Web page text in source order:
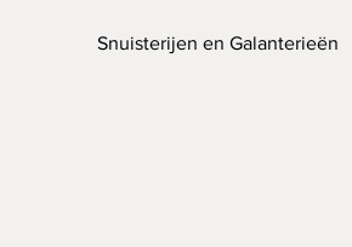
Snuisterijen en Galanterieën